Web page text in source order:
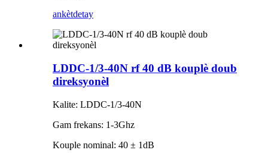
ankètdetay
LDDC-1/3-40N rf 40 dB kouplè doub
direksyonèl
Kalite: LDDC-1/3-40N
Gam frekans: 1-3Ghz
Kouple nominal: 40 ± 1dB